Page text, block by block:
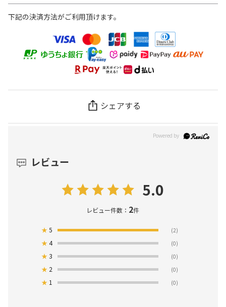
下記の決済方法がご利用頂けます。
シェアする
レビュー
5.0
レビュー件数： 2件
★5 (2)
★4 (0)
★3 (0)
★ 2 (0)
★ 1 (0)